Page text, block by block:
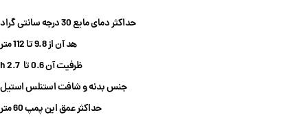
حداکثر دمای مایع 30 درجه سانتی گراد
هد آن از 9.8 تا 112 متر
ظرفیت آن 0.6 تا 2.7 h
جنس بدنه و شافت استنلس استیل
حداکثر عمق این پمپ 60 متر